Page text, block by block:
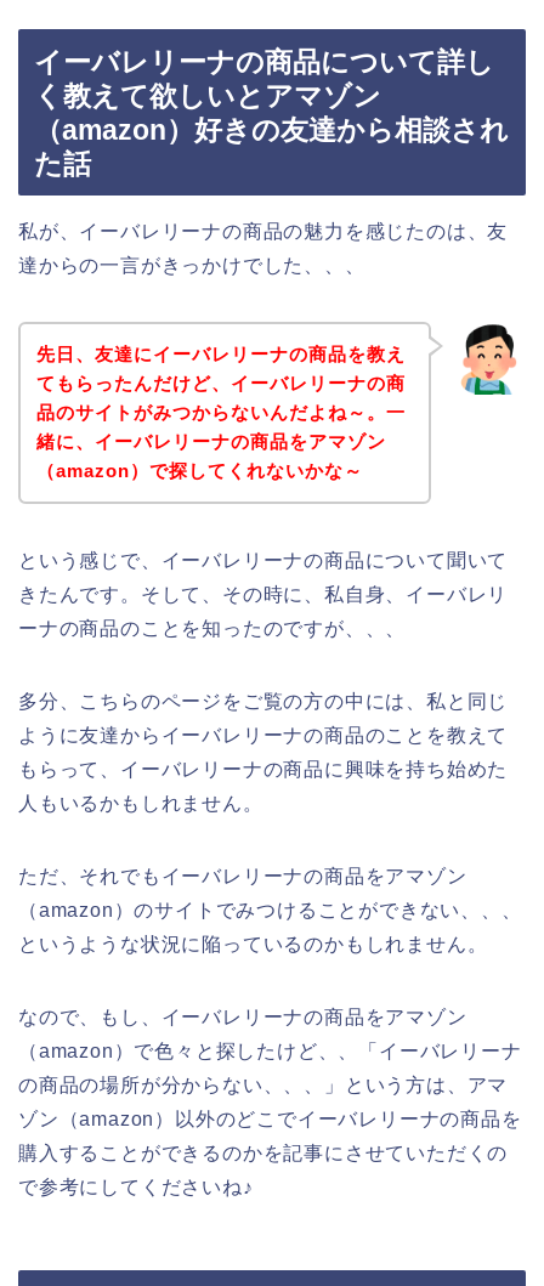
イーバレリーナの商品について詳し
く教えて欲しいとアマゾン
（amazon）好きの友達から相談され
た話
私が、イーバレリーナの商品の魅力を感じたのは、友
達からの一言がきっかけでした、、、
先日、友達にイーバレリーナの商品を教え
てもらったんだけど、イーバレリーナの商
品のサイトがみつからないんだよね～。一
緒に、イーバレリーナの商品をアマゾン
（amazon）で探してくれないかな～
という感じで、イーバレリーナの商品について聞いて
きたんです。そして、その時に、私自身、イーバレリ
ーナの商品のことを知ったのですが、、、
多分、こちらのページをご覧の方の中には、私と同じ
ように友達からイーバレリーナの商品のことを教えて
もらって、イーバレリーナの商品に興味を持ち始めた
人もいるかもしれません。
ただ、それでもイーバレリーナの商品をアマゾン
（amazon）のサイトでみつけることができない、、、
というような状況に陥っているのかもしれません。
なので、もし、イーバレリーナの商品をアマゾン
（amazon）で色々と探したけど、、「イーバレリーナ
の商品の場所が分からない、、、」という方は、アマ
ゾン（amazon）以外のどこでイーバレリーナの商品を
購入することができるのかを記事にさせていただくの
で参考にしてくださいね♪